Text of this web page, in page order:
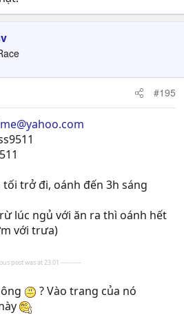
#195
trở đi, oánh đến 3h sáng
lúc ngủ với ăn ra thì oánh hết
với trưa)
post was at 23:01 ----------
? Vào trang của nó